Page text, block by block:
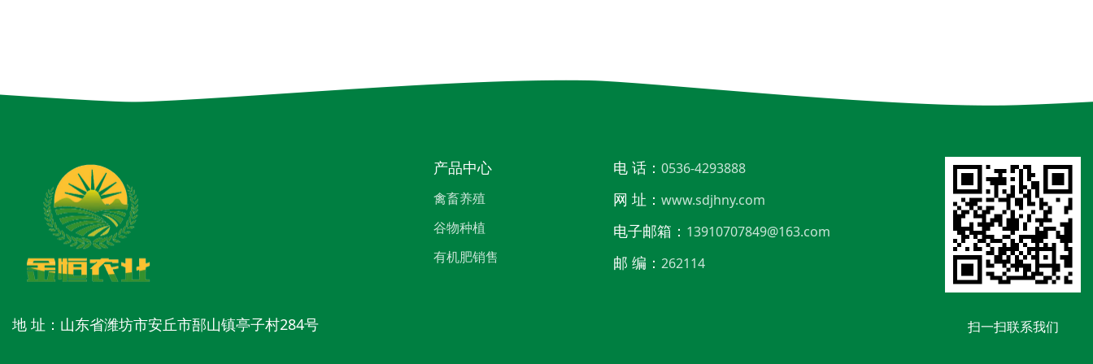
地 址：山东省潍坊市安丘市郚山镇亭子村284号
产品中心
禽畜养殖
谷物种植
有机肥销售
电 话： 0536-4293888
网 址： www.sdjhny.com
电子邮箱： 13910707849@163.com
邮 编： 262114
扫一扫联系我们